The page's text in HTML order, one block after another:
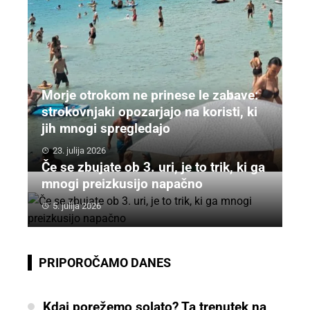
Morje otrokom ne prinese le zabave:
strokovnjaki opozarjajo na koristi, ki
jih mnogi spregledajo
23. julija 2026
Če se zbujate ob 3. uri, je to trik, ki ga
mnogi preizkusijo napačno
5. julija 2026
PRIPOROČAMO DANES